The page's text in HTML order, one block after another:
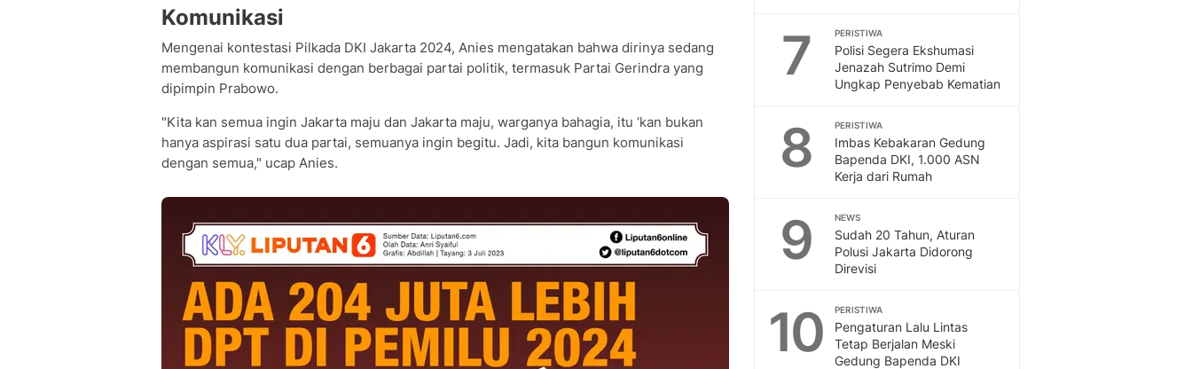
Komunikasi
Mengenai kontestasi Pilkada DKI Jakarta 2024, Anies mengatakan bahwa dirinya sedang
membangun komunikasi dengan berbagai partai politik, termasuk Partai Gerindra yang
dipimpin Prabowo.
"Kita kan semua ingin Jakarta maju dan Jakarta maju, warganya bahagia, itu ‘kan bukan
hanya aspirasi satu dua partai, semuanya ingin begitu. Jadi, kita bangun komunikasi
dengan semua," ucap Anies.
7 PERISTIWA
Polisi Segera Ekshumasi
Jenazah Sutrimo Demi
Ungkap Penyebab Kematian
8 PERISTIWA
Imbas Kebakaran Gedung
Bapenda DKI, 1.000 ASN
Kerja dari Rumah
9 NEWS
Sudah 20 Tahun, Aturan
Polusi Jakarta Didorong
Direvisi
10 PERISTIWA
Pengaturan Lalu Lintas
Tetap Berjalan Meski
Gedung Bapenda DKI